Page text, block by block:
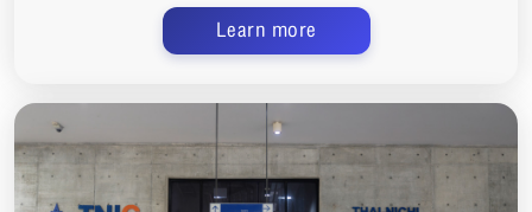
Learn more